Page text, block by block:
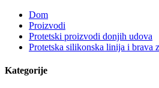
Dom
Proizvodi
Protetski proizvodi donjih udova
Protetska silikonska linija i brava
Kategorije